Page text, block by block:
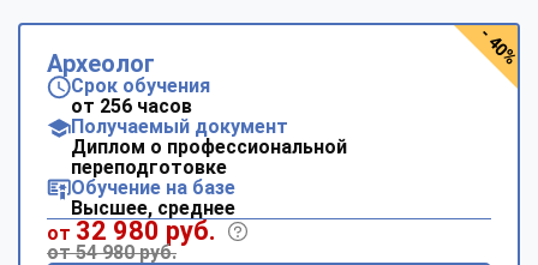
Археолог
Срок обучения
от 256 часов
Получаемый документ
Диплом о профессиональной
переподготовке
Обучение на базе
Высшее, среднее
от 32 980 руб.
от 54 980 руб.
- 40%